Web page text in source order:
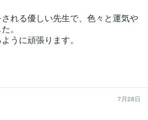
れる優しい先生で、色々と運気や
。
うに頑張ります。
7月28日